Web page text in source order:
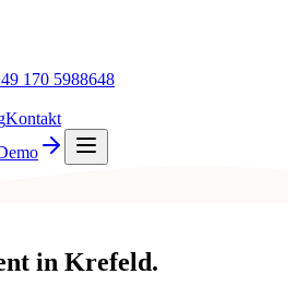
170 5988648
Kontakt
in Krefeld.